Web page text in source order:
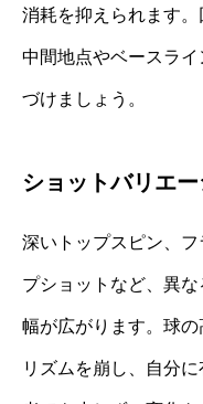
消耗を抑えられます
中間地点やベースラ
づけましょう。
ショットバリエ
深いトップスピン、
プショットなど、異
幅が広がります。球
リズムを崩し、自分